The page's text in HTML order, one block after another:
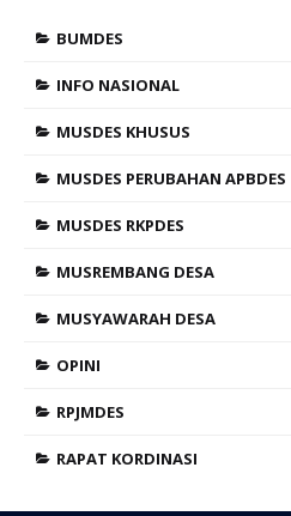
BUMDES
INFO NASIONAL
MUSDES KHUSUS
MUSDES PERUBAHAN APBDES
MUSDES RKPDES
MUSREMBANG DESA
MUSYAWARAH DESA
OPINI
RPJMDES
RAPAT KORDINASI